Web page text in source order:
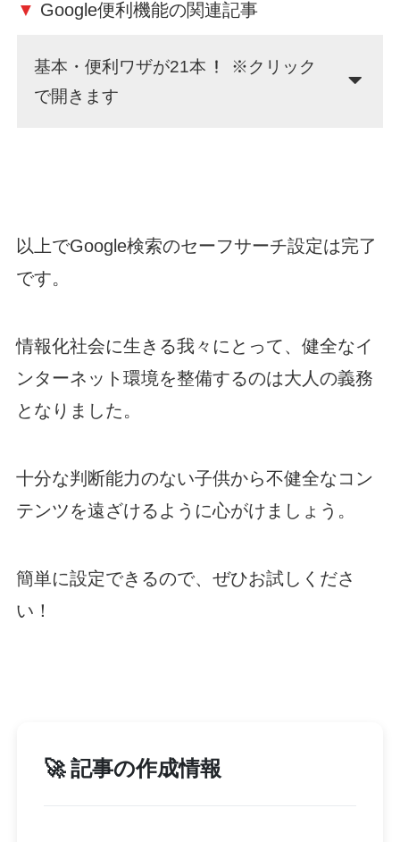
▼ Google便利機能の関連記事
基本・便利ワザが21本
※クリック
で開きます
以上でGoogle検索のセーフサーチ設定は完了
です。
情報化社会に生きる我々にとって、健全なイ
ンターネット環境を整備するのは大人の義務
となりました。
十分な判断能力のない子供から不健全なコン
テンツを遠ざけるように心がけましょう。
簡単に設定できるので、ぜひお試しくださ
い！
🚀 記事の作成情報